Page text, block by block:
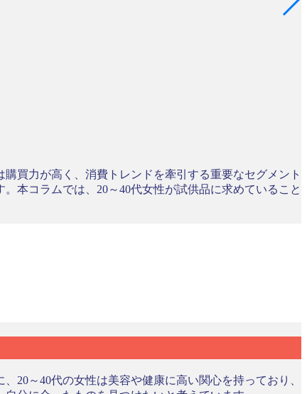
買力が高く、消費トレンドを牽引する重要なセグメント
本コラムでは、20～40代女性が試供品に求めていること
20～40代の女性は美容や健康に高い関心を持っており、